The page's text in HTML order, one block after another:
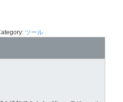
ツール